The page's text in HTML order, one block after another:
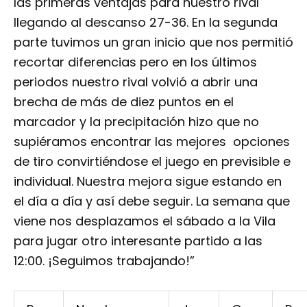
llegando al descanso 27-36. En la segunda
parte tuvimos un gran inicio que nos permitió
recortar diferencias pero en los últimos
periodos nuestro rival volvió a abrir una
brecha de más de diez puntos en el
marcador y la precipitación hizo que no
supiéramos encontrar las mejores opciones
de tiro convirtiéndose el juego en previsible e
individual. Nuestra mejora sigue estando en
el día a día y así debe seguir. La semana que
viene nos desplazamos el sábado a la Vila
para jugar otro interesante partido a las
12:00. ¡Seguimos trabajando!”